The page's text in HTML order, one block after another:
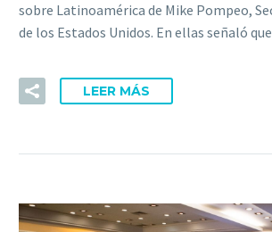
sobre Latinoamérica de Mike Pompeo,
de los Estados Unidos. En ellas señaló
LEER MÁS